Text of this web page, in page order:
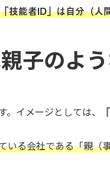
技能者ID」は自分（人
子のよ
イメージとしては、
いる会社である「親（